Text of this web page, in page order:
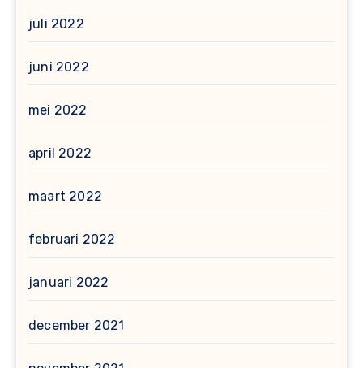
juli 2022
juni 2022
mei 2022
april 2022
maart 2022
februari 2022
januari 2022
december 2021